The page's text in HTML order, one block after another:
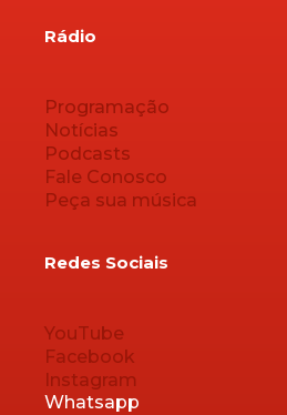
Rádio
Programação
Notícias
Podcasts
Fale Conosco
Peça sua música
Redes Sociais
YouTube
Facebook
Instagram
Whatsapp